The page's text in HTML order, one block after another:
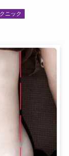
ニック